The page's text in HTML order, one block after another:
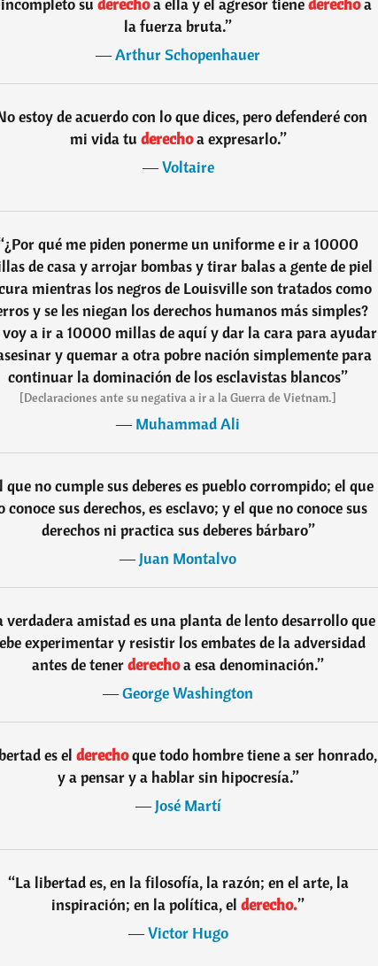
la fuerza bruta.”
―Arthur Schopenhauer
estoy de acuerdo con lo que dices, pero defenderé con
mi vida tu derechoa expresarlo.”
―Voltaire
¿Por qué me piden ponerme un uniforme e ir a 10000
de casa y arrojar bombas y tirar balas a gente de piel
mientras los negros de Louisville son tratados como
y se les niegan los derechos humanos más simples?
voy a ir a 10000 millas de aquí y dar la cara para ayudar
y quemar a otra pobre nación simplemente para
continuar la dominación de los esclavistas blancos”
[Declaraciones ante su negativa a ir a la Guerra de Vietnam.]
―Muhammad Ali
que no cumple sus deberes es pueblo corrompido; el que
conoce sus derechos, es esclavo; y el que no conoce sus
derechos ni practica sus deberes bárbaro”
―Juan Montalvo
verdadera amistad es una planta de lento desarrollo que
experimentar y resistir los embates de la adversidad
antes de tenerderechoa esa denominación.”
―George Washington
es el derechoque todo hombre tiene a ser honrado,
y a pensar y a hablar sin hipocresía.”
―José Martí
“La libertad es, en la filosofía, la razón; en el arte, la
inspiración; en la política, el derecho.”
―Victor Hugo